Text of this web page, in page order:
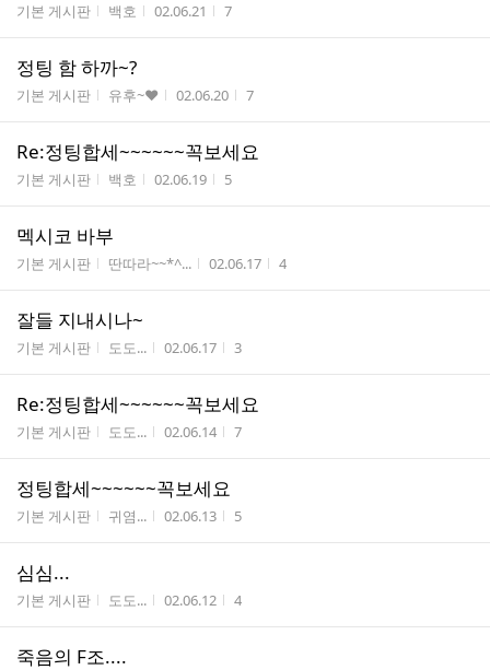
게시판명
기본 게시판 작성자
백호 작성시간
02.06.21 조회수
7
정팅 함 하까~?
게시판명
기본 게시판 작성자
유후~♥ 작성시간
02.06.20 조회수
7
Re:정팅합세~~~~~~꼭보세요
게시판명
기본 게시판 작성자
백호 작성시간
02.06.19 조회수
5
멕시코 바부
게시판명
기본 게시판 작성자
딴따라~~*^... 작성시간
02.06.17 조회수
4
잘들 지내시나~
게시판명
기본 게시판 작성자
도도... 작성시간
02.06.17 조회수
3
Re:정팅합세~~~~~~꼭보세요
게시판명
기본 게시판 작성자
도도... 작성시간
02.06.14 조회수
7
정팅합세~~~~~~꼭보세요
게시판명
기본 게시판 작성자
귀염... 작성시간
02.06.13 조회수
5
심심...
게시판명
기본 게시판 작성자
도도... 작성시간
02.06.12 조회수
4
죽음의 F조....